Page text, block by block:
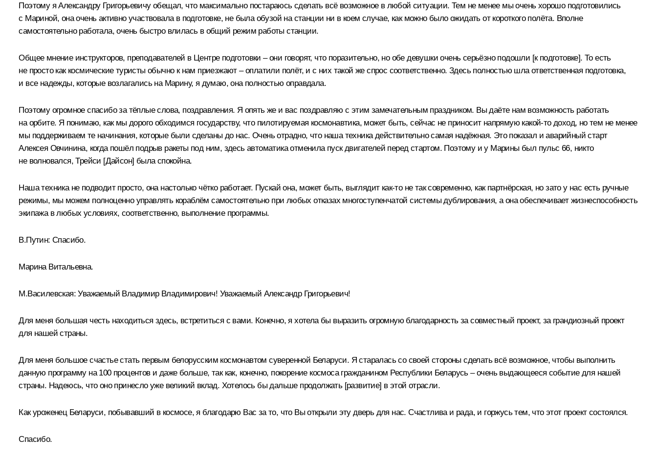
Поэтому я Александру Григорьевичу обещал, что максимально постараюсь сделать всё возможное в любой ситуации. Тем не менее мы очень хорошо подготовились
с Мариной, она очень активно участвовала в подготовке, не была обузой на станции ни в коем случае, как можно было ожидать от короткого полёта. Вполне
самостоятельно работала, очень быстро влилась в общий режим работы станции.
Общее мнение инструкторов, преподавателей в Центре подготовки – они говорят, что поразительно, но обе девушки очень серьёзно подошли [к подготовке]. То есть
не просто как космические туристы обычно к нам приезжают – оплатили полёт, и с них такой же спрос соответственно. Здесь полностью шла ответственная подготовка,
и все надежды, которые возлагались на Марину, я думаю, она полностью оправдала.
Поэтому огромное спасибо за тёплые слова, поздравления. Я опять же и вас поздравляю с этим замечательным праздником. Вы даёте нам возможность работать
на орбите. Я понимаю, как мы дорого обходимся государству, что пилотируемая космонавтика, может быть, сейчас не приносит напрямую какой-то доход, но тем не менее
мы поддерживаем те начинания, которые были сделаны до нас. Очень отрадно, что наша техника действительно самая надёжная. Это показал и аварийный старт
Алексея Овчинина, когда пошёл подрыв ракеты под ним, здесь автоматика отменила пуск двигателей перед стартом. Поэтому и у Марины был пульс 66, никто
не волновался, Трейси [Дайсон] была спокойна.
Наша техника не подводит просто, она настолько чётко работает. Пускай она, может быть, выглядит как-то не так современно, как партнёрская, но зато у нас есть ручные
режимы, мы можем полноценно управлять кораблём самостоятельно при любых отказах многоступенчатой системы дублирования, а она обеспечивает жизнеспособность
экипажа в любых условиях, соответственно, выполнение программы.
В.Путин: Спасибо.
Марина Витальевна.
М.Василевская: Уважаемый Владимир Владимирович! Уважаемый Александр Григорьевич!
Для меня большая честь находиться здесь, встретиться с вами. Конечно, я хотела бы выразить огромную благодарность за совместный проект, за грандиозный проект
для нашей страны.
Для меня большое счастье стать первым белорусским космонавтом суверенной Беларуси. Я старалась со своей стороны сделать всё возможное, чтобы выполнить
данную программу на 100 процентов и даже больше, так как, конечно, покорение космоса гражданином Республики Беларусь – очень выдающееся событие для нашей
страны. Надеюсь, что оно принесло уже великий вклад. Хотелось бы дальше продолжать [развитие] в этой отрасли.
Как уроженец Беларуси, побывавший в космосе, я благодарю Вас за то, что Вы открыли эту дверь для нас. Счастлива и рада, и горжусь тем, что этот проект состоялся.
Спасибо.